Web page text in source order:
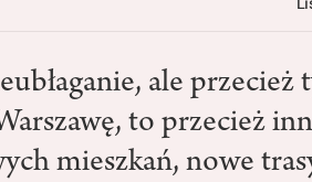
ale przecież
to przecież
mieszkań, nowe